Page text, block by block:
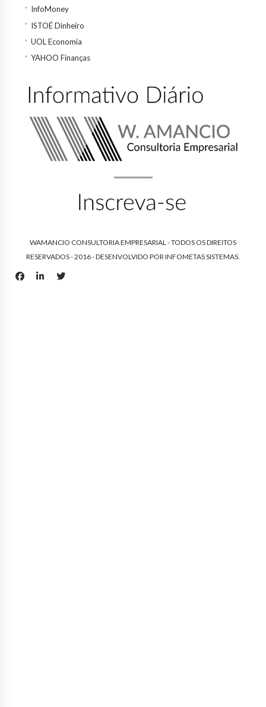
InfoMoney
ISTOÉ Dinheiro
UOL Economia
YAHOO Finanças
WAMANCIO CONSULTORIA EMPRESARIAL - TODOS OS DIREITOS
RESERVADOS - 2016 - DESENVOLVIDO PORINFOMETAS SISTEMAS.